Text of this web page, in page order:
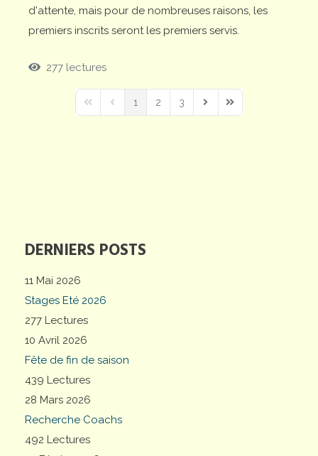
DERNIERS POSTS
11 Mai 2026
Stages Eté 2026
277 Lectures
10 Avril 2026
Fête de fin de saison
439 Lectures
28 Mars 2026
Recherche Coachs
492 Lectures
d'attente, mais pour de nombreuses raisons, les
premiers inscrits seront les premiers servis.
277 lectures
First PagePrevious Page
1 2 3
Next PageLast Page